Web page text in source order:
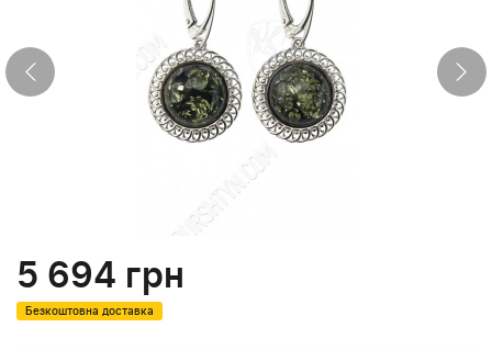
5 694 грн
Безкоштовна доставка